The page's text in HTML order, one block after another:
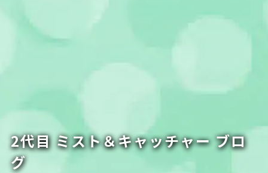
2代目 ミスト＆キャッチャー ブロ
グ